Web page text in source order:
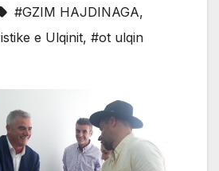
#GZIM HAJDINAGA,
e Ulqinit, #ot ulqin